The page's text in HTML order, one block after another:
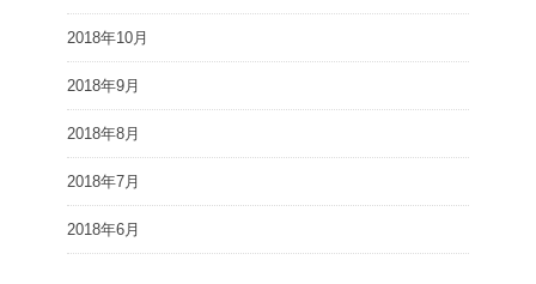
2018年10月
2018年9月
2018年8月
2018年7月
2018年6月